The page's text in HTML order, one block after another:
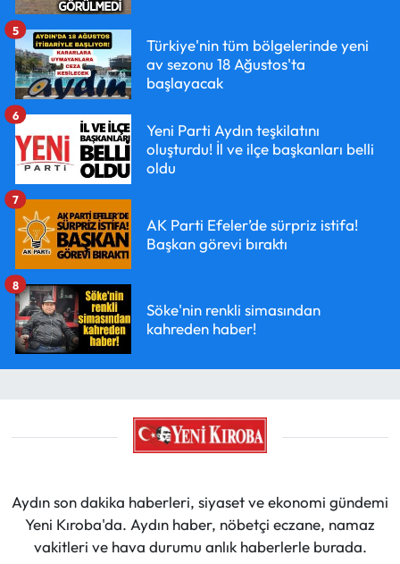
Türkiye'nin tüm bölgelerinde yeni
av sezonu 18 Ağustos'ta
başlayacak
5
Yeni Parti Aydın teşkilatını
oluşturdu! İl ve ilçe başkanları belli
oldu
6
AK Parti Efeler’de sürpriz istifa!
Başkan görevi bıraktı
7
Söke'nin renkli simasından
kahreden haber!
8
Aydın son dakika haberleri, siyaset ve ekonomi gündemi
Yeni Kıroba'da. Aydın haber, nöbetçi eczane, namaz
vakitleri ve hava durumu anlık haberlerle burada.